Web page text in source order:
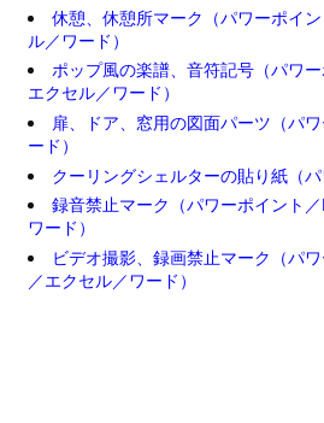
休憩、休憩所マーク（パワーポイ
ル／ワード）
ポップ風の楽譜、音符記号（パワ
エクセル／ワード）
扉、ドア、窓用の図面パーツ（パ
ード）
クーリングシェルターの貼り紙（パ
録音禁止マーク（パワーポイント
ワード）
ビデオ撮影、録画禁止マーク（パ
／エクセル／ワード）